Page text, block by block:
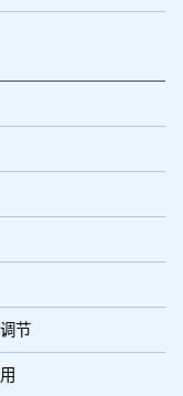
节